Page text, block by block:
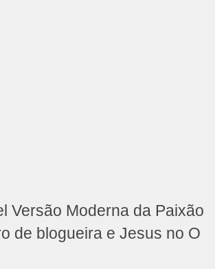
Versão Moderna da Paixão
de blogueira e Jesus no O